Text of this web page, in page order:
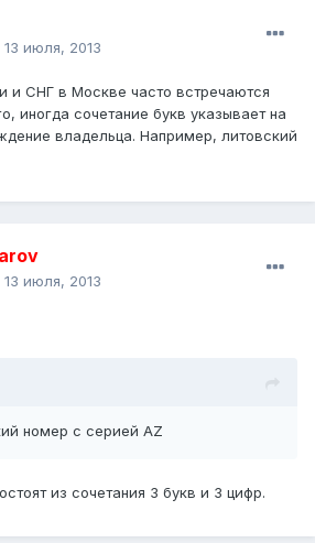
13 июля, 2013
и СНГ в Москве часто встречаются
иногда сочетание букв указывает на
владельца. Например, литовский
13 июля, 2013
номер с серией AZ
из сочетания 3 букв и 3 цифр.